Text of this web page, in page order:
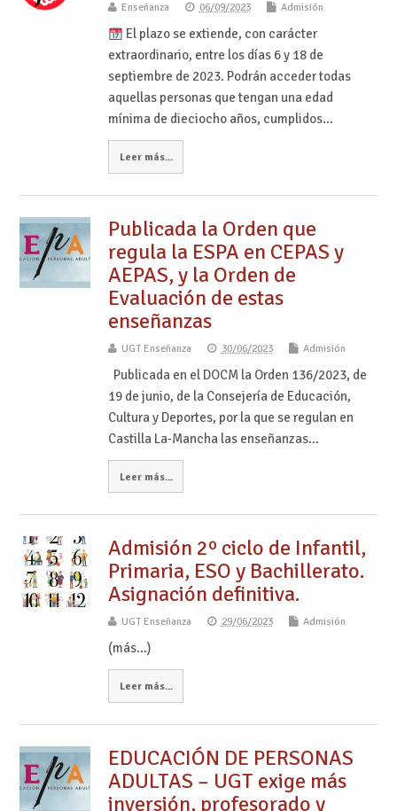
Enseñanza 06/09/2023 Admisión
El plazo se extiende, con carácter
extraordinario, entre los días 6 y 18 de
septiembre de 2023. Podrán acceder todas
aquellas personas que tengan una edad
mínima de dieciocho años, cumplidos…
Leer más...
Publicada la Orden que
regula la ESPA en CEPAS y
AEPAS, y la Orden de
Evaluación de estas
enseñanzas
UGT Enseñanza 30/06/2023 Admisión
Publicada en el DOCM la Orden 136/2023, de
19 de junio, de la Consejería de Educación,
Cultura y Deportes, por la que se regulan en
Castilla La-Mancha las enseñanzas…
Leer más...
Admisión 2º ciclo de Infantil,
Primaria, ESO y Bachillerato.
Asignación definitiva.
UGT Enseñanza 29/06/2023 Admisión
(más…)
Leer más...
EDUCACIÓN DE PERSONAS
ADULTAS – UGT exige más
inversión, profesorado y